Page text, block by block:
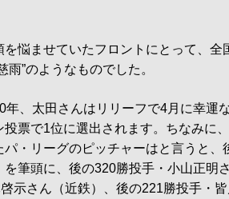
悩ませていたフロントにとって、全
雨”のようなものでした。
、太田さんはリリーフで4月に幸運
票で1位に選出されます。ちなみに
パ・リーグのピッチャーはと言うと、
筆頭に、後の320勝投手・小山正明
示さん（近鉄）、後の221勝投手・